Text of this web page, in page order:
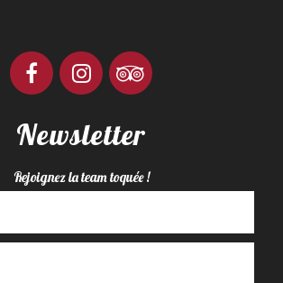
Newsletter
Rejoignez la team toquée !